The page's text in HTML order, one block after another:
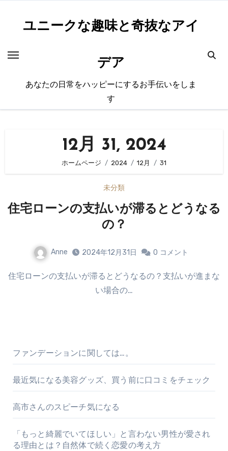
ユニークな趣味と奇抜なアイ
デア
あなたの日常をハッピーにするお手伝いをしま
す
12月 31, 2024
ホームページ 2024 12月 31
未分類
住宅ローンの支払いが滞るとどうなる
の？
Anne 2024年12月31日 0 コメント
住宅ローンの支払いが滞るとどうなるの？支払いが進まな
い場合の…
ファンデーションに関しては…。
最近気になる美容グッズ、買う前に口コミをチェック
高市さんのスピーチ気になる
「もっと綺麗でいてほしい」と言わない男性が愛され
る理由とは？自然体で続く恋愛の考え方